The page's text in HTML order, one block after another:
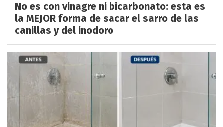
No es con vinagre ni bicarbonato: esta es
la MEJOR forma de sacar el sarro de las
canillas y del inodoro